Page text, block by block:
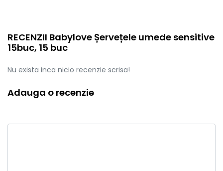
RECENZII Babylove Șervețele umede sensitive
15buc, 15 buc
Nu exista inca nicio recenzie scrisa!
Adauga o recenzie